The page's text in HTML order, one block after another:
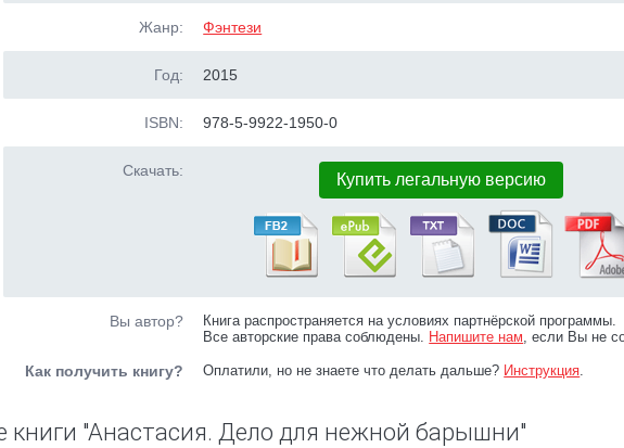
Жанр: Фэнтези
Год: 2015
ISBN: 978-5-9922-1950-0
Скачать: Купить легальную версию
Вы автор?
Книга распространяется на условиях партнёрской программы.
Все авторские права соблюдены. Напишите нам, если Вы не
Как получить книгу? Оплатили, но не знаете что делать дальше? Инструкция.
книги "Анастасия. Дело для нежной барышни"